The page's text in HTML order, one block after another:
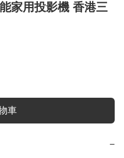
家用投影機 香港三
車
−